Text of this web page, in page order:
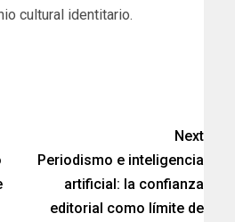
cultural identitario.
Next
Periodismo e inteligencia
artificial: la confianza
editorial como límite de